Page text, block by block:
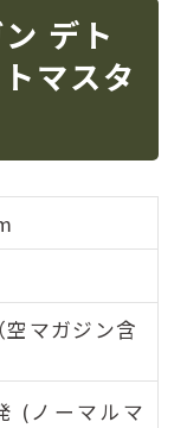
デト
マスタ
空マガジン含
(ノーマルマ